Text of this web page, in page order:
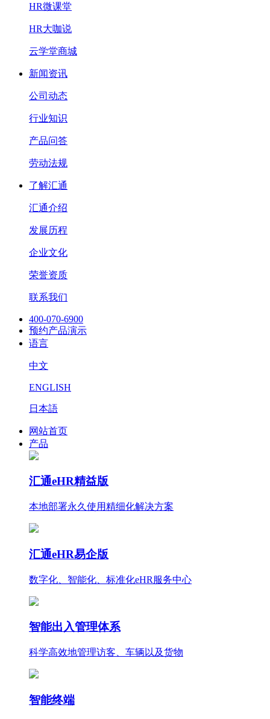
HR微课堂
HR大咖说
云学堂商城
新闻资讯
公司动态
行业知识
产品问答
劳动法规
了解汇通
汇通介绍
发展历程
企业文化
荣誉资质
联系我们
400-070-6900
预约产品演示
语言
中文
ENGLISH
日本語
网站首页
产品
汇通eHR精益版
本地部署永久使用精细化解决方案
汇通eHR易企版
数字化、智能化、标准化eHR服务中心
智能出入管理体系
科学高效地管理访客、车辆以及货物
智能终端